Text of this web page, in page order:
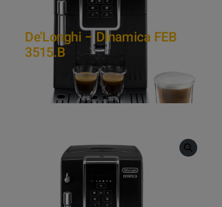
De’Longhi – Dinamica FEB
3515.B